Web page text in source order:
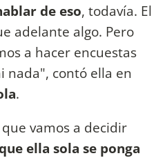
de eso, todavía. El
adelante algo. Pero
a hacer encuestas
nada", contó ella en
.
vamos a decidir
ella sola se ponga